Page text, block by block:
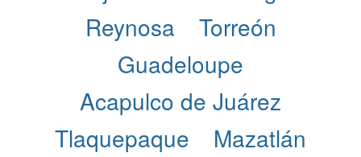
Reynosa
Torreón
Guadeloupe
Acapulco de Juárez
Tlaquepaque
Mazatlán